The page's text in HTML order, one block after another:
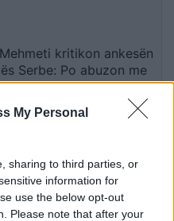
My Personal
sharing to third parties, or
information for
use the below opt-out
Please note that after your
kritikon ankesën
Serbe: Po abuzon me
e garantuara,
duhet t’ia ndalojë
korridor në Ngushticën
negociatat në
përfundimtare